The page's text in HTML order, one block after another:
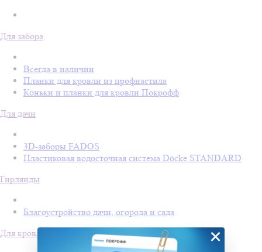
Для забора
Всегда в наличии
Планки для кровли из профнастила
Коньки и планки для кровли Покрофф
Для дачи
3D-заборы FADOS
Пластиковая водосточная система Döcke STANDARD
Гирлянды
Благоустройство дачи, огорода и сада
Для кровли
×